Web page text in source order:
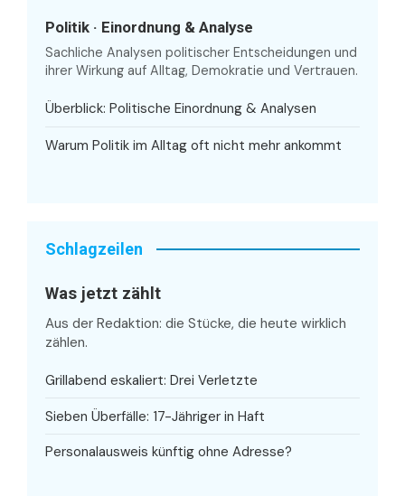
Politik · Einordnung & Analyse
Sachliche Analysen politischer Entscheidungen und
ihrer Wirkung auf Alltag, Demokratie und Vertrauen.
Überblick: Politische Einordnung & Analysen
Warum Politik im Alltag oft nicht mehr ankommt
Schlagzeilen
Was jetzt zählt
Aus der Redaktion: die Stücke, die heute wirklich
zählen.
Grillabend eskaliert: Drei Verletzte
Sieben Überfälle: 17-Jähriger in Haft
Personalausweis künftig ohne Adresse?